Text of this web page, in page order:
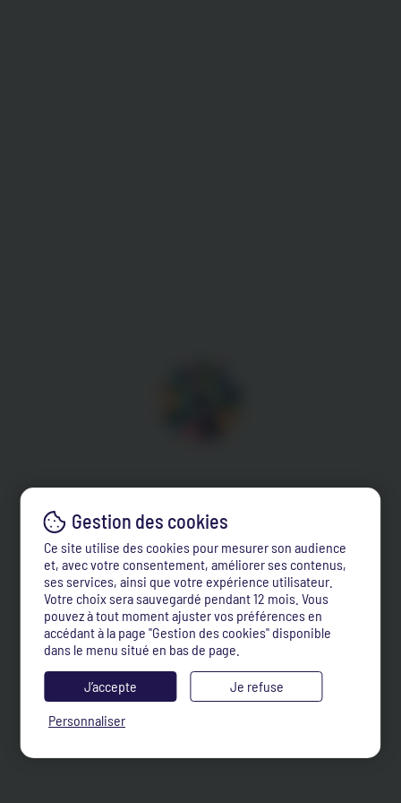
Ce site utilise des cookies pour mesurer son audience
et, avec votre consentement, améliorer ses contenus,
ses services, ainsi que votre expérience utilisateur.
Votre choix sera sauvegardé pendant 12 mois. Vous
pouvez à tout moment ajuster vos préférences en
accédant à la page "Gestion des cookies" disponible
dans le menu situé en bas de page.
J’accepte
Je refuse
Personnaliser